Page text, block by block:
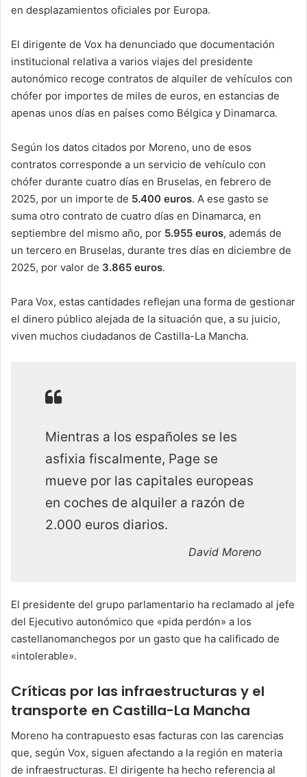
en desplazamientos oficiales por Europa.
El dirigente de Vox ha denunciado que documentación
institucional relativa a varios viajes del presidente
autonómico recoge contratos de alquiler de vehículos con
chófer por importes de miles de euros, en estancias de
apenas unos días en países como Bélgica y Dinamarca.
Según los datos citados por Moreno, uno de esos
contratos corresponde a un servicio de vehículo con
chófer durante cuatro días en Bruselas, en febrero de
2025, por un importe de 5.400 euros. A ese gasto se
suma otro contrato de cuatro días en Dinamarca, en
septiembre del mismo año, por 5.955 euros, además de
un tercero en Bruselas, durante tres días en diciembre de
2025, por valor de 3.865 euros.
Para Vox, estas cantidades reflejan una forma de gestionar
el dinero público alejada de la situación que, a su juicio,
viven muchos ciudadanos de Castilla-La Mancha.
Mientras a los españoles se les
asfixia fiscalmente, Page se
mueve por las capitales europeas
en coches de alquiler a razón de
2.000 euros diarios.
David Moreno
El presidente del grupo parlamentario ha reclamado al jefe
del Ejecutivo autonómico que «pida perdón» a los
castellanomanchegos por un gasto que ha calificado de
«intolerable».
Críticas por las infraestructuras y el
transporte en Castilla-La Mancha
Moreno ha contrapuesto esas facturas con las carencias
que, según Vox, siguen afectando a la región en materia
de infraestructuras. El dirigente ha hecho referencia al